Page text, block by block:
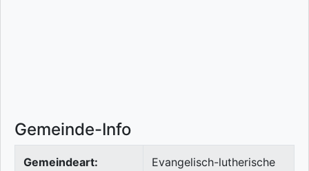
Gemeinde-Info
Gemeindeart:
Evangelisch-lutherische